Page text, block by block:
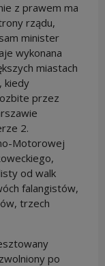
z prawem ma
rządu,
minister
wykonana
miastach
kiedy
przez
2.
Motorowej
od walk
falangistów,
trzech
po